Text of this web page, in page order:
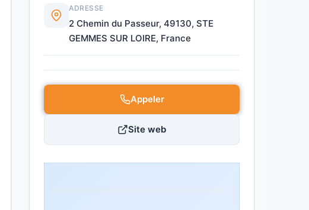
ADRESSE
2 Chemin du Passeur, 49130, STE
GEMMES SUR LOIRE, France
Appeler
Site web